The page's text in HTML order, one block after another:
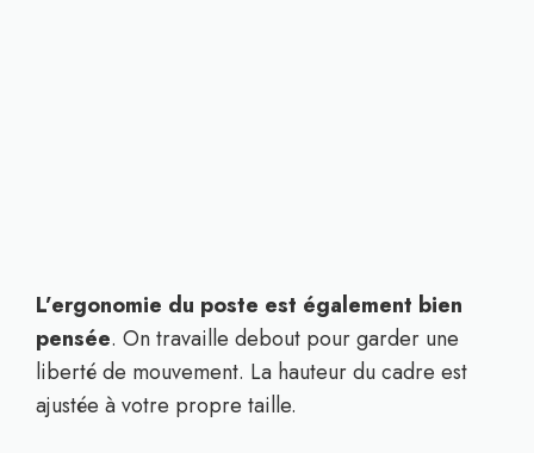
L’ergonomie du poste est également bien
pensée. On travaille debout pour garder une
liberté de mouvement. La hauteur du cadre est
ajustée à votre propre taille.